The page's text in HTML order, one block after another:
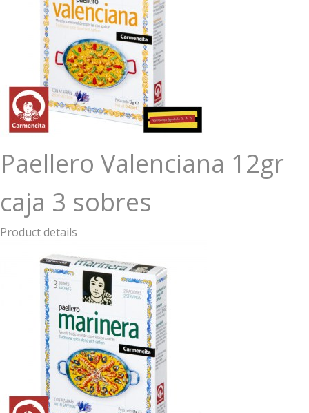
Paellero Valenciana 12gr
caja 3 sobres
Product details